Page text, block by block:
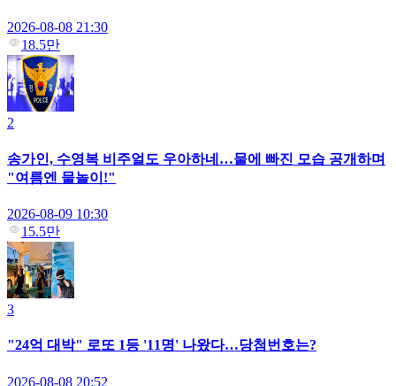
2026-08-08 21:30
18.5만
2
송가인, 수영복 비주얼도 우아하네…물에 빠진 모습 공개하며
"여름엔 물놀이!"
2026-08-09 10:30
15.5만
3
"24억 대박" 로또 1등 '11명' 나왔다…당첨번호는?
2026-08-08 20:52